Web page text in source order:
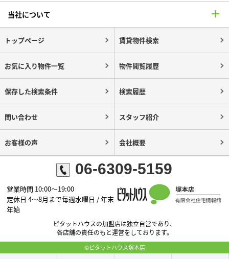
当社について
トップページ 賃貸物件検索
お気に入り物件一覧 物件閲覧履歴
保存した検索条件 検索履歴
問い合わせ スタッフ紹介
お客様の声 会社概要
06-6309-5159
営業時間 10:00～19:00
定休日 4～8月まで毎週水曜日 / 年末
年始
ピタットハウスの加盟店は独立自営であり、
各店舗の責任のもと運営をしております。
©ピタットハウス塚本店